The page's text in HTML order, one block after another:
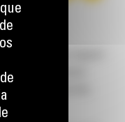
en plus par rapport
vous pouvez
vrac tels que des